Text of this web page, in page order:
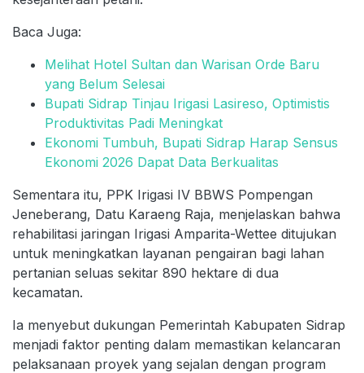
Baca Juga:
Melihat Hotel Sultan dan Warisan Orde Baru
yang Belum Selesai
Bupati Sidrap Tinjau Irigasi Lasireso, Optimistis
Produktivitas Padi Meningkat
Ekonomi Tumbuh, Bupati Sidrap Harap Sensus
Ekonomi 2026 Dapat Data Berkualitas
Sementara itu, PPK Irigasi IV BBWS Pompengan
Jeneberang, Datu Karaeng Raja, menjelaskan bahwa
rehabilitasi jaringan Irigasi Amparita-Wettee ditujukan
untuk meningkatkan layanan pengairan bagi lahan
pertanian seluas sekitar 890 hektare di dua
kecamatan.
Ia menyebut dukungan Pemerintah Kabupaten Sidrap
menjadi faktor penting dalam memastikan kelancaran
pelaksanaan proyek yang sejalan dengan program